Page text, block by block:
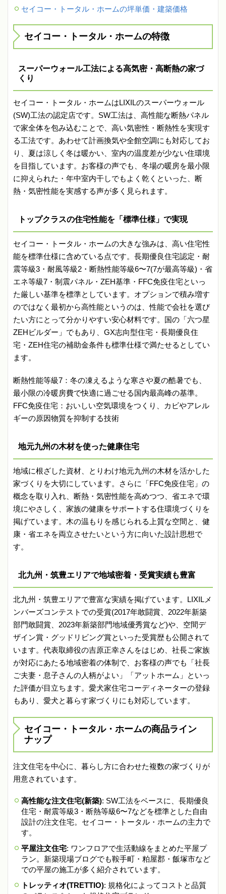
セイコー・トータル・ホームの坪単価・建築価格
セイコー・トータル・ホームの特徴
スーパーウォール工法による高気密・高断熱の家づ
くり
セイコー・トータル・ホームはLIXILのスーパーウォール
(SW)工法の認定店です。SW工法は、高性能な断熱パネル
で家全体を包み込むことで、高い気密性・断熱性を実現す
る工法です。あわせて計画換気や全館空調にも対応してお
り、夏は涼しく冬は暖かい、室内の温度差が少ない住環境
を目指しています。お客様の声でも、冬場の暖房を最小限
に抑えられた・年中室内干しでもよく乾くといった、断
熱・気密性能を実感する声が多く見られます。
トップクラスの住宅性能を「標準仕様」で実現
セイコー・トータル・ホームの大きな強みは、高い住宅性
能を標準仕様に含めている点です。長期優良住宅認定・耐
震等級3・耐風等級2・断熱性能等級6〜7(7が最高等級)・省
エネ等級7・制震パネル・ZEH基準・FFC免疫住宅といっ
た厳しい基準を標準としています。オプションで積み増す
のではなく最初から高性能というのは、性能で会社を選び
たい方にとって分かりやすい安心材料です。国の「六つ星
ZEHビルダー」でもあり、GX志向型住宅・長期優良住
宅・ZEH住宅の補助金条件も標準仕様で満たせるとしてい
ます。
断熱性能等級7：冬の凍えるような寒さや夏の酷暑でも、
最小限の冷暖房費で快適に過ごせる国内最高峰の基準。
FFC免疫住宅：おいしい空気環境をつくり、カビやアレル
ギーの原因物質を抑制する技術
地元九州の木材を使った健康住宅
地域に根ざした資材、とりわけ地元九州の木材を活かした
家づくりを大切にしています。さらに「FFC免疫住宅」の
概念を取り入れ、断熱・気密性能を高めつつ、省エネで環
境にやさしく、家族の健康をサポートする住環境づくりを
掲げています。木の温もりを感じられる上質な空間と、健
康・省エネを両立させたいという方に向いた設計思想で
す。
北九州・筑豊エリアで地域密着・受賞実績も豊富
北九州・筑豊エリアで豊富な実績を掲げています。LIXILメ
ンバーズコンテストでの受賞(2017年敢闘賞、2022年新築
部門敢闘賞、2023年新築部門地域優秀賞など)や、空間デ
ザイン賞・グッドリビング賞といった受賞歴も公開されて
います。代表取締役の吉原正幸さんをはじめ、社長ご家族
が対応にあたる地域密着の体制で、お客様の声でも「社長
ご夫妻・息子さんの人柄がよい」「アットホーム」といっ
た評価が目立ちます。愛犬家住宅コーディネーターの登録
もあり、愛犬と暮らす家づくりにも対応しています。
セイコー・トータル・ホームの商品ライン
ナップ
注文住宅を中心に、暮らし方に合わせた複数の家づくりが
用意されています。
高性能な注文住宅(新築): SW工法をベースに、長期優良
住宅・耐震等級3・断熱等級6〜7などを標準とした自由
設計の注文住宅。セイコー・トータル・ホームの主力で
す。
平屋注文住宅: ワンフロアで生活動線をまとめた平屋プ
ラン。新築現場ブログでも鞍手町・粕屋郡・飯塚市など
での平屋の施工が多く紹介されています。
トレッティオ(TRETTIO): 規格化によってコストと品質